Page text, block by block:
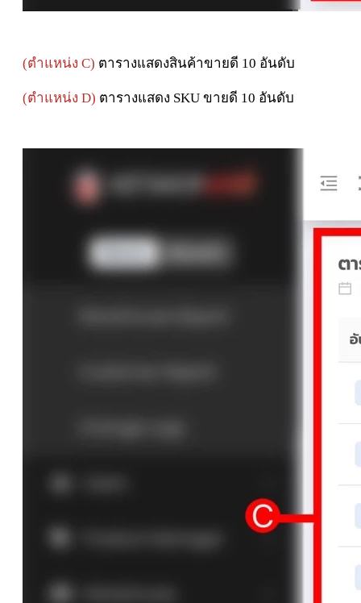
(ตำแหน่ง C) ตารางแสดงสินค้าขายดี 10 อันดับ
(ตำแหน่ง D) ตารางแสดง SKU ขายดี 10 อันดับ